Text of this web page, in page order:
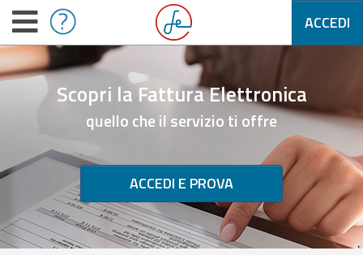
ACCEDI
Scopri la Fattura Elettronica
quello che il servizio ti offre
ACCEDI E PROVA